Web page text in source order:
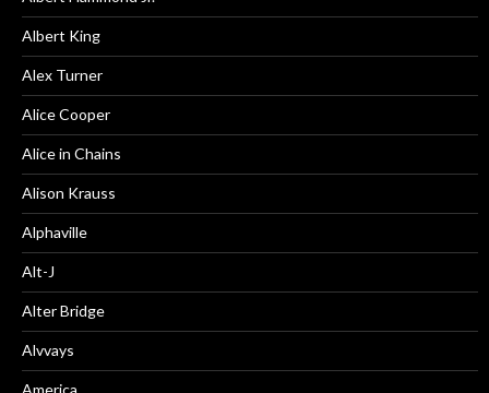
Albert King
Alex Turner
Alice Cooper
Alice in Chains
Alison Krauss
Alphaville
Alt-J
Alter Bridge
Alvvays